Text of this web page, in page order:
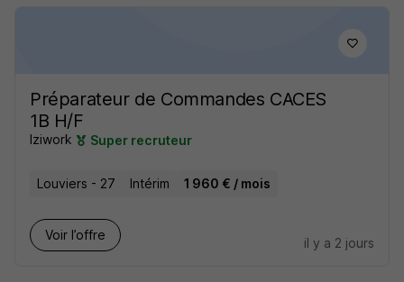
Préparateur de Commandes CACES
1B H/F
Iziwork Super recruteur
Louviers - 27 Intérim 1 960 € / mois
Voir l’offre
il y a 2 jours